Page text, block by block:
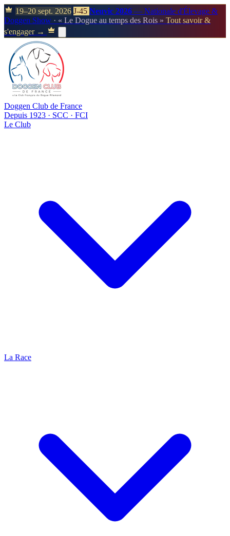
19–20 sept. 2026 J-45 Neuvic 2026 — Nationale d'Élevage &
Doggen Show · « Le Dogue au temps des Rois » Tout savoir &
s'engager →
Doggen Club de France
Depuis 1923 · SCC · FCI
Le Club
La Race